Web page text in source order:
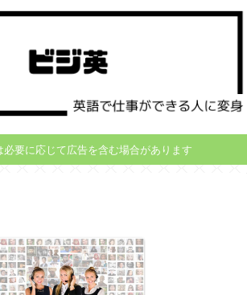
必要に応じて広告を含む場合があります